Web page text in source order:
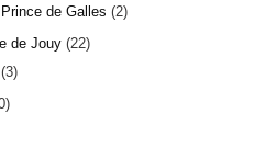
de Galles
2
de Jouy 22
3